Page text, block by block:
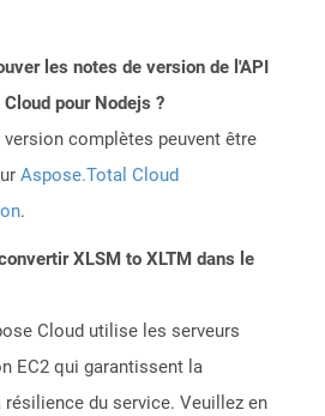
les notes de version de l'API
pour Nodejs ?
version complètes peuvent être
Aspose.Total Cloud
.
XLSM to XLTM dans le
Cloud utilise les serveurs
EC2 qui garantissent la
du service. Veuillez en